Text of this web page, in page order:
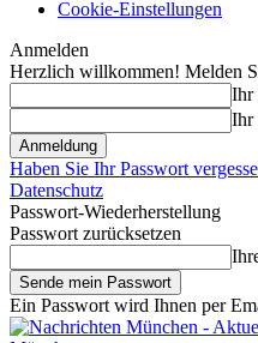
Cookie-Einstellungen
Anmelden
Herzlich willkommen! Melden
Ihr
Ihr
Haben Sie Ihr Passwort
Datenschutz
Passwort-Wiederherstellung
Passwort zurücksetzen
Ein Passwort wird Ihnen per